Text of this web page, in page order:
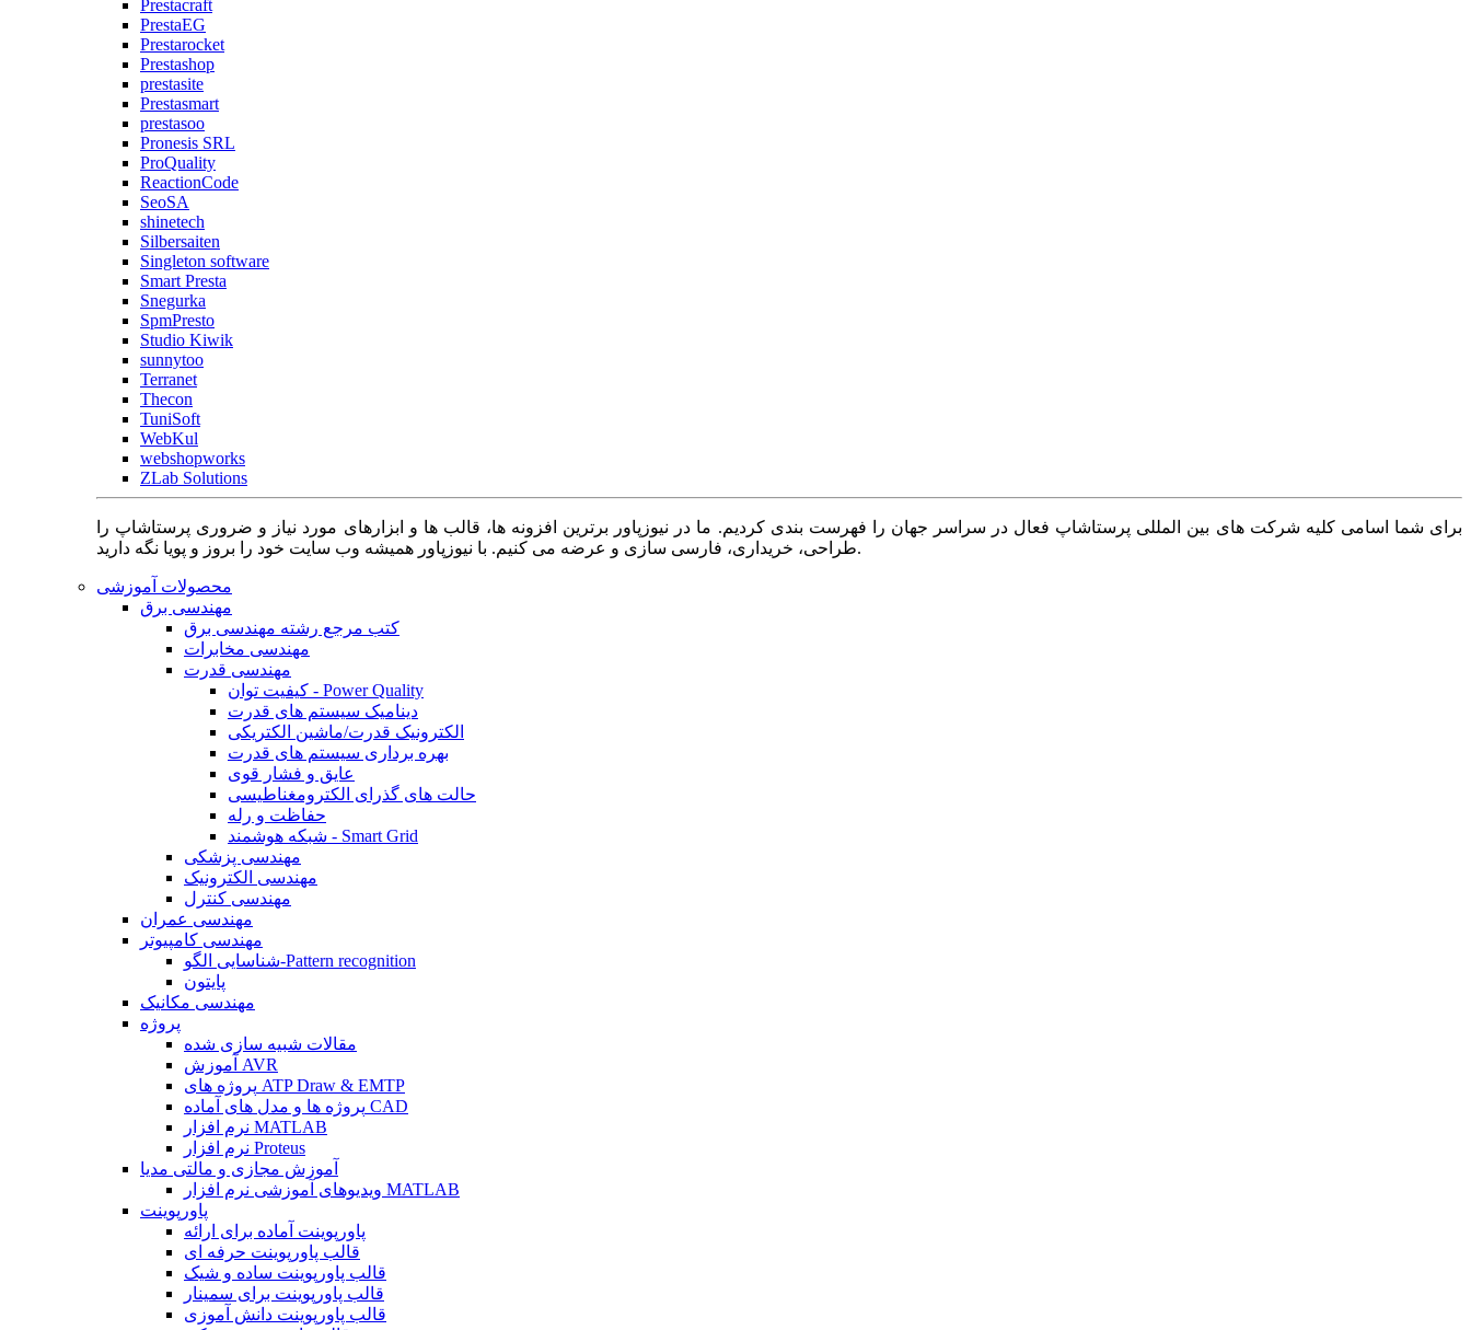
Prestacraft
PrestaEG
Prestarocket
Prestashop
prestasite
Prestasmart
prestasoo
Pronesis SRL
ProQuality
ReactionCode
SeoSA
shinetech
Silbersaiten
Singleton software
Smart Presta
Snegurka
SpmPresto
Studio Kiwik
sunnytoo
Terranet
Thecon
TuniSoft
WebKul
webshopworks
ZLab Solutions
برای شما اسامی کلیه شرکت های بین المللی پرستاشاپ فعال در سراسر جهان را فهرست بندی کردیم. ما در نیوزپاور برترین افزونه ها، قالب ها و ابزارهای مورد نیاز و ضروری پرستاشاپ را
طراحی، خریداری، فارسی سازی و عرضه می کنیم. با نیوزپاور همیشه وب سایت خود را بروز و پویا نگه دارید.
محصولات آموزشی
مهندسی برق
کتب مرجع رشته مهندسی برق
مهندسی مخابرات
مهندسی قدرت
کیفیت توان - Power Quality
دینامیک سیستم های قدرت
الکترونیک قدرت/ماشین الکتریکی
بهره برداری سیستم های قدرت
عایق و فشار قوی
حالت های گذرای الکترومغناطیسی
حفاظت و رله
شبکه هوشمند - Smart Grid
مهندسی پزشکی
مهندسی الکترونیک
مهندسی کنترل
مهندسی عمران
مهندسی کامپیوتر
شناسایی الگو-Pattern recognition
پایتون
مهندسی مکانیک
پروژه
مقالات شبیه سازی شده
آموزش AVR
پروژه های ATP Draw & EMTP
پروژه ها و مدل های آماده CAD
نرم افزار MATLAB
نرم افزار Proteus
آموزش مجازی و مالتی مدیا
ویدیوهای آموزشی نرم افزار MATLAB
پاورپوینت
پاورپوینت آماده برای ارائه
قالب پاورپوینت حرفه ای
قالب پاورپوینت ساده و شیک
قالب پاورپوینت برای سمینار
قالب پاورپوینت دانش آموزی